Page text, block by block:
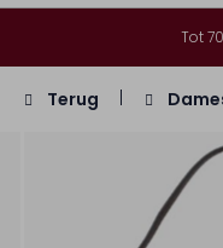
Tot
Terug